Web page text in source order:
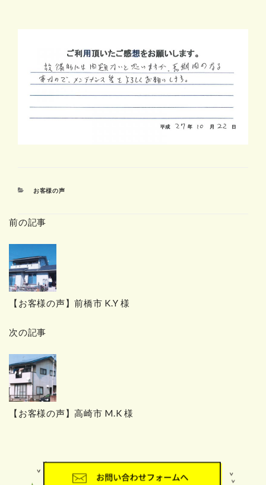
カ
リ
お客様の声
前の記事
【お客様の声】前橋市 K.Y 様
次の記事
【お客様の声】高崎市 M.K 様